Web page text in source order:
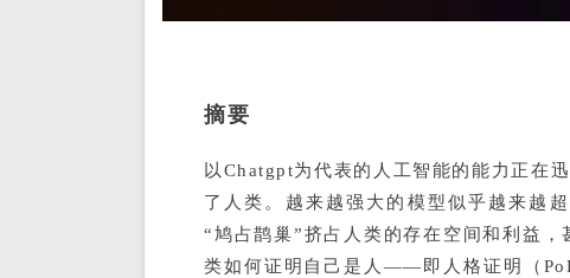
摘要
以Chatgpt为代表的人工智能的能力正在
了人类。越来越强大的模型似乎越来越
“鸠占鹊巢”挤占人类的存在空间和利益
类如何证明自己是人——即人格证明（